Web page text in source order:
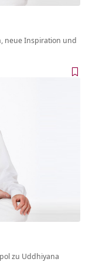
neue Inspiration und
zu Uddhiyana